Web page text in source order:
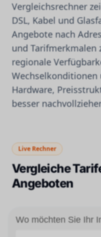
Vergleichsrechner
DSL, Kabel und
Angebote nach
und Tarifmerkmalen
regionale
Wechselkonditionen
Hardware,
besser
Live Rechner
Vergleiche
Angeboten